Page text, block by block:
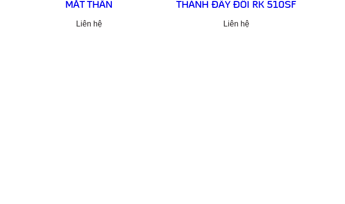
MẮT THẦN
Liên hệ
THANH ĐẨY ĐÔI RK 510SF
Liên hệ